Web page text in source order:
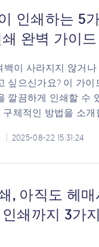
인쇄하는 5
완벽 가이드
백이 사라지지 않거
싶으신가요? 이 가
깔끔하게 인쇄할 수
체적인 방법을 소개
2025-08-22 15:31:24
, 아직도 헤
쇄까지 3가